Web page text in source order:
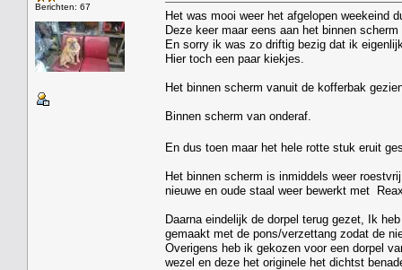
Berichten: 67
Het was mooi weer het afgelopen weekeind
Deze keer maar eens aan het binnen
En sorry ik was zo driftig bezig dat ik
Hier toch een paar kiekjes.
Het binnen scherm vanuit de kofferbak
Binnen scherm van onderaf.
En dus toen maar het hele rotte stuk eruit
Het binnen scherm is inmiddels weer
nieuwe en oude staal weer bewerkt met
Daarna eindelijk de dorpel terug gezet, Ik
gemaakt met de pons/verzettang zodat de
Overigens heb ik gekozen voor een dorpel
wezel en deze het originele het dichtst